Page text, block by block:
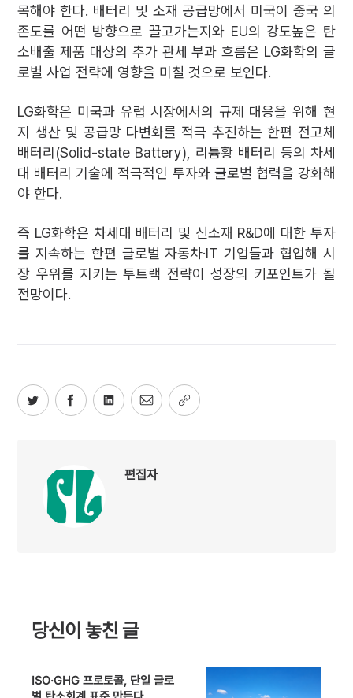
목해야 한다. 배터리 및 소재 공급망에서 미국이 중국 의
존도를 어떤 방향으로 끌고가는지와 EU의 강도높은 탄
소배출 제품 대상의 추가 관세 부과 흐름은 LG화학의 글
로벌 사업 전략에 영향을 미칠 것으로 보인다.
LG화학은 미국과 유럽 시장에서의 규제 대응을 위해 현
지 생산 및 공급망 다변화를 적극 추진하는 한편 전고체
배터리(Solid-state Battery), 리튬황 배터리 등의 차세
대 배터리 기술에 적극적인 투자와 글로벌 협력을 강화해
야 한다.
즉 LG화학은 차세대 배터리 및 신소재 R&D에 대한 투자
를 지속하는 한편 글로벌 자동차·IT 기업들과 협업해 시
장 우위를 지키는 투트랙 전략이 성장의 키포인트가 될
전망이다.
편집자
당신이 놓친 글
ISO·GHG 프로토콜, 단일 글로